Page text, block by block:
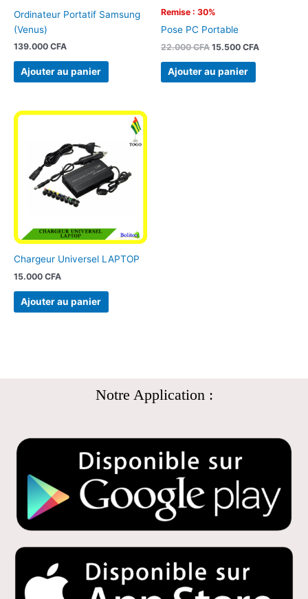
Ordinateur Portatif Samsung
(Venus)
139.000 CFA
Ajouter au panier
Remise : 30%
Pose PC Portable
22.000CFA 15.500 CFA
Ajouter au panier
Chargeur Universel LAPTOP
15.000 CFA
Ajouter au panier
Notre Application :